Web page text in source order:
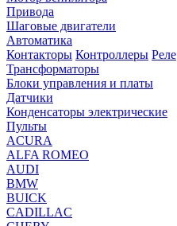
Привода
Шаговые двигатели
Автоматика
Контакторы Контроллеры Реле
Трансформаторы
Блоки управления и платы
Датчики
Конденсаторы электрические
Пульты
ACURA
ALFA ROMEO
AUDI
BMW
BUICK
CADILLAC